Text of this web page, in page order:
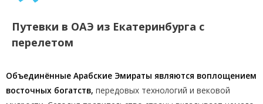
Путевки в ОАЭ из Екатеринбурга с
перелетом
Объединённые Арабские Эмираты являются воплощением
восточных богатств, передовых технологий и вековой